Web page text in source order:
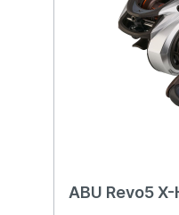
ABU Revo5 X-